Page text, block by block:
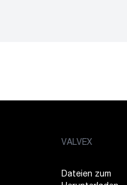
VALVEX
Dateien zum